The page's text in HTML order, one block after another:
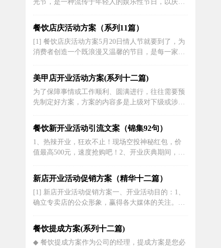
乐的氛围，一定能让您留连忘返！5、让...
光节，是一种流传于年轻人的娱乐性节日，以庆祝
光棍节产生于校园，并通过网络等媒介传播，逐渐
形成了一种光棍节的文化。现在，就来看看以下两
篇关于光棍节活动策划的方案吧!大学光棍节舞会活
动策划活动背景：光棍...
餐饮店庆活动方案（系列11篇）
[1] 餐饮店庆活动方案5月20日情人节就要到了，为
消费者创造一个既浪漫又温馨的节目，是每一家酒
巧克力布置一下场地来向消费者传送这个节目的讯
息。根据我们山庄自身的经营特色，根据常消费熟
客的消费习惯。今年，我们制定出以下情人节推广
计划。一、活动主题_酒店_情...
美甲店开业活动方案(系列十二篇)
为了保障事情或工作顺利、圆满进行，往往需要预
先制定好方案，方案的内容多是上级对下级或涉及
优秀的方案都具备一些什么特点呢？以下是小编为
大家收集的美甲店活动方案，仅供参考，欢迎大家
阅读。美甲店开业活动方案 篇1一、夏季美甲活动
方案——免费试做夏季...
餐饮新开业活动引流文案（锦集92句）
1、热辣开业，狂欢不止！现场空投神秘红包，价
值最高500元，速度抢购吧！2、开业庆典期间，购
成为火锅大厨！3、我们精心打造的健身中心留给
您挥洒汗水的空间，为您的健康吸氧。4、新开业
特惠，理发指定套餐仅需XX元，还有免费洗头按
摩！快来体验吧。5、欢迎光临美发...
新店开业活动促销方案（精华十二篇）
[1] 新店开业活动促销方案一、开业活动目的：1、
确立专卖店的公众形象，赢得各大媒体的关注。
象，提高知名度。3、通过开业活动，加强贝亚克
专卖店在当地的影响，推动销售工作。4、通过独
特的活动形式、吸引公众与媒体视线，提高传播效
餐饮提成方案(系列十二篇)
◆ 餐饮提成方案作为公司的经理，提成方案是您必